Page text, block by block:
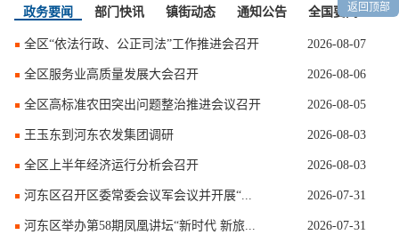
返回顶部
政务要闻 部门快讯 镇街动态 通知公告 全国要闻
更多
全区“依法行政、公正司法”工作推进会召开 2026-08-07
全区服务业高质量发展大会召开 2026-08-06
全区高标准农田突出问题整治推进会议召开 2026-08-05
王玉东到河东农发集团调研 2026-08-03
全区上半年经济运行分析会召开 2026-08-03
河东区召开区委常委会议军会议并开展“... 2026-07-31
河东区举办第58期凤凰讲坛“新时代 新旅... 2026-07-31